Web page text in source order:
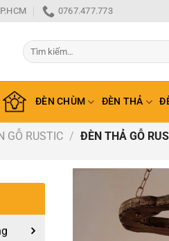
0767.477.773
Tìm
kiếm:
ĐÈN CHÙM ĐÈN THẢ
GỖ RUSTIC / ĐÈN THẢ GỖ